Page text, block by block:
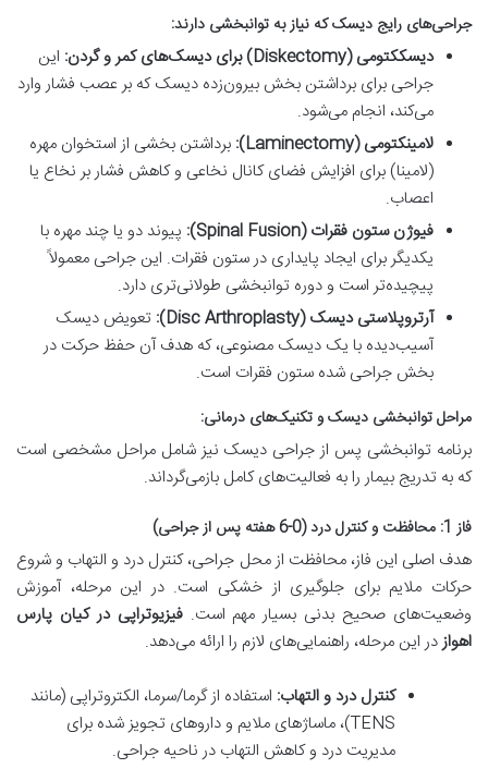
جراحی‌های رایج دیسک که نیاز به توانبخشی دارند:
دیسککتومی (Diskectomy) برای دیسک‌های کمر و گردن:
این
جراحی برای برداشتن بخش بیرون‌زده دیسک که بر عصب فشار وارد
می‌کند، انجام می‌شود.
لامینکتومی (Laminectomy):
برداشتن بخشی از استخوان مهره
(لامینا) برای افزایش فضای کانال نخاعی و کاهش فشار بر نخاع یا
اعصاب.
فیوژن ستون فقرات (Spinal Fusion):
پیوند دو یا چند مهره با
یکدیگر برای ایجاد پایداری در ستون فقرات. این جراحی معمولاً
پیچیده‌تر است و دوره توانبخشی طولانی‌تری دارد.
آرتروپلاستی دیسک (Disc Arthroplasty):
تعویض دیسک
آسیب‌دیده با یک دیسک مصنوعی، که هدف آن حفظ حرکت در
بخش جراحی شده ستون فقرات است.
مراحل توانبخشی دیسک و تکنیک‌های درمانی:
برنامه توانبخشی پس از جراحی دیسک نیز شامل مراحل مشخصی است
که به تدریج بیمار را به فعالیت‌های کامل بازمی‌گرداند.
فاز 1: محافظت و کنترل درد (0-6 هفته پس از جراحی)
هدف اصلی این فاز، محافظت از محل جراحی، کنترل درد و التهاب و شروع
حرکات ملایم برای جلوگیری از خشکی است. در این مرحله، آموزش
وضعیت‌های صحیح بدنی بسیار مهم است.فیزیوتراپی در کیان پارس
اهوازدر این مرحله، راهنمایی‌های لازم را ارائه می‌دهد.
کنترل درد و التهاب: استفاده از گرما/سرما، الکتروتراپی (مانند
TENS)، ماساژهای ملایم و داروهای تجویز شده برای
مدیریت درد و کاهش التهاب در ناحیه جراحی.